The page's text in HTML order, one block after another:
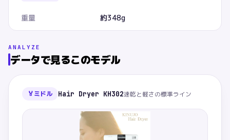
重量 約348g
ANALYZE
データで見るこのモデル
🏅ミドル Hair Dryer KH302速乾と軽さの標準ライン